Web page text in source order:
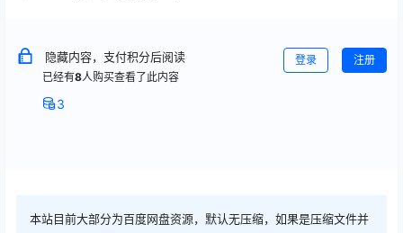
隐藏内容，支付积分后阅读
已经有8人购买查看了此内容
3
登录 注册
本站目前大部分为百度网盘资源，默认无压缩，如果是压缩文件并